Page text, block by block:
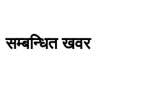
सम्बन्धित खवर